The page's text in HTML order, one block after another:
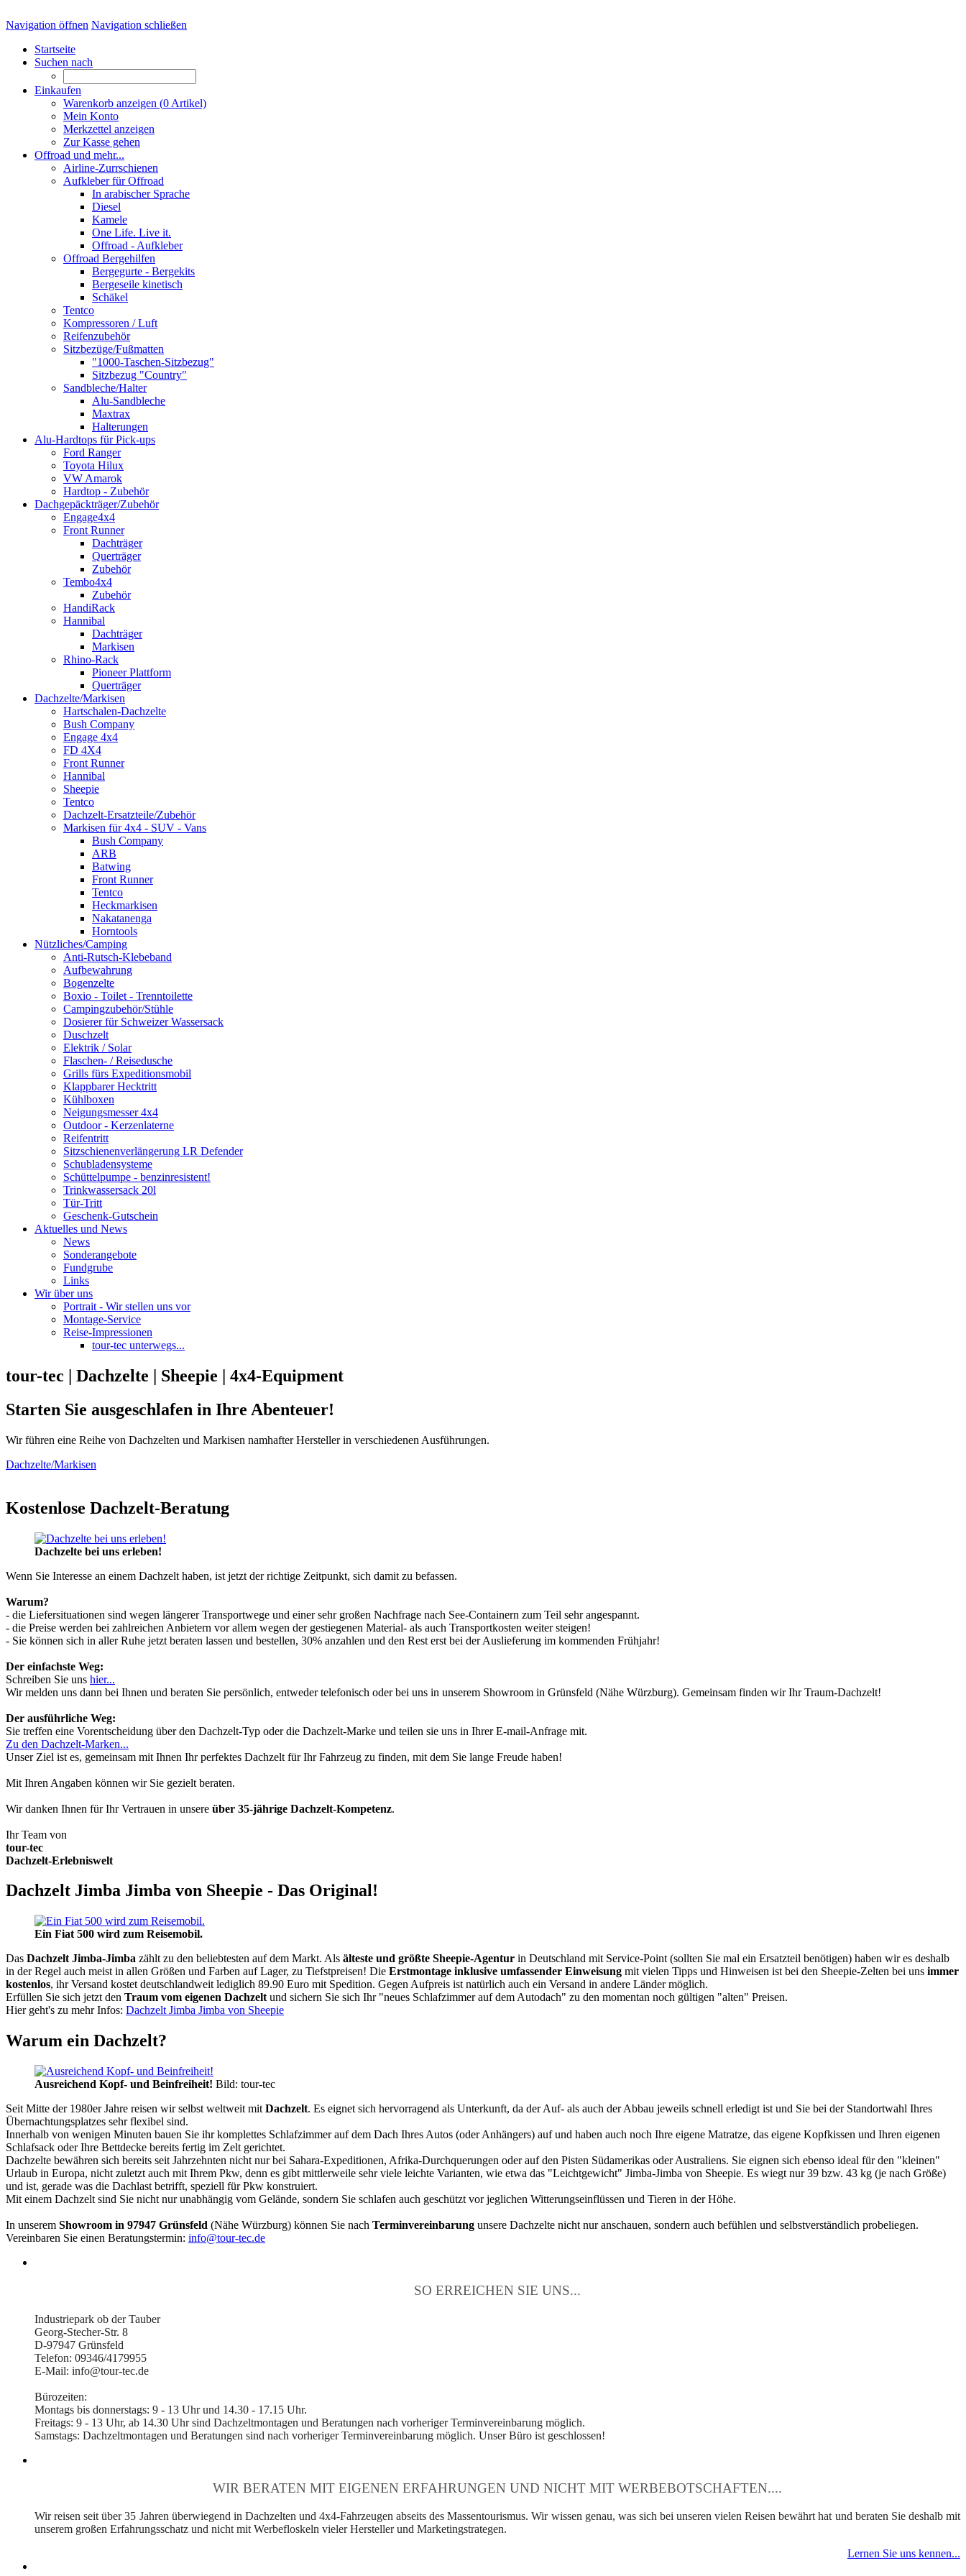
Navigation öffnen Navigation schließen
Startseite
Suchen nach
Einkaufen
Warenkorb anzeigen (0 Artikel)
Mein Konto
Merkzettel anzeigen
Zur Kasse gehen
Offroad und mehr...
Airline-Zurrschienen
Aufkleber für Offroad
In arabischer Sprache
Diesel
Kamele
One Life. Live it.
Offroad - Aufkleber
Offroad Bergehilfen
Bergegurte - Bergekits
Bergeseile kinetisch
Schäkel
Tentco
Kompressoren / Luft
Reifenzubehör
Sitzbezüge/Fußmatten
"1000-Taschen-Sitzbezug"
Sitzbezug "Country"
Sandbleche/Halter
Alu-Sandbleche
Maxtrax
Halterungen
Alu-Hardtops für Pick-ups
Ford Ranger
Toyota Hilux
VW Amarok
Hardtop - Zubehör
Dachgepäckträger/Zubehör
Engage4x4
Front Runner
Dachträger
Querträger
Zubehör
Tembo4x4
Zubehör
HandiRack
Hannibal
Dachträger
Markisen
Rhino-Rack
Pioneer Plattform
Querträger
Dachzelte/Markisen
Hartschalen-Dachzelte
Bush Company
Engage 4x4
FD 4X4
Front Runner
Hannibal
Sheepie
Tentco
Dachzelt-Ersatzteile/Zubehör
Markisen für 4x4 - SUV - Vans
Bush Company
ARB
Batwing
Front Runner
Tentco
Heckmarkisen
Nakatanenga
Horntools
Nützliches/Camping
Anti-Rutsch-Klebeband
Aufbewahrung
Bogenzelte
Boxio - Toilet - Trenntoilette
Campingzubehör/Stühle
Dosierer für Schweizer Wassersack
Duschzelt
Elektrik / Solar
Flaschen- / Reisedusche
Grills fürs Expeditionsmobil
Klappbarer Hecktritt
Kühlboxen
Neigungsmesser 4x4
Outdoor - Kerzenlaterne
Reifentritt
Sitzschienenverlängerung LR Defender
Schubladensysteme
Schüttelpumpe - benzinresistent!
Trinkwassersack 20l
Tür-Tritt
Geschenk-Gutschein
Aktuelles und News
News
Sonderangebote
Fundgrube
Links
Wir über uns
Portrait - Wir stellen uns vor
Montage-Service
Reise-Impressionen
tour-tec unterwegs...
tour-tec | Dachzelte | Sheepie | 4x4-Equipment
Starten Sie ausgeschlafen in Ihre Abenteuer!
Wir führen eine Reihe von Dachzelten und Markisen namhafter Hersteller in verschiedenen Ausführungen.
Dachzelte/Markisen
Kostenlose Dachzelt-Beratung
Dachzelte bei uns erleben!
Wenn Sie Interesse an einem Dachzelt haben, ist jetzt der richtige Zeitpunkt, sich damit zu befassen.
Warum?
- die Liefersituationen sind wegen längerer Transportwege und einer sehr großen Nachfrage nach See-Containern zum Teil sehr angespannt.
- die Preise werden bei zahlreichen Anbietern vor allem wegen der gestiegenen Material- als auch Transportkosten weiter steigen!
- Sie können sich in aller Ruhe jetzt beraten lassen und bestellen, 30% anzahlen und den Rest erst bei der Auslieferung im kommenden Frühjahr!
Der einfachste Weg:
Schreiben Sie uns hier...
Wir melden uns dann bei Ihnen und beraten Sie persönlich, entweder telefonisch oder bei uns in unserem Showroom in Grünsfeld (Nähe Würzburg). Gemeinsam finden wir Ihr Traum-Dachzelt!
Der ausführliche Weg:
Sie treffen eine Vorentscheidung über den Dachzelt-Typ oder die Dachzelt-Marke und teilen sie uns in Ihrer E-mail-Anfrage mit.
Zu den Dachzelt-Marken...
Unser Ziel ist es, gemeinsam mit Ihnen Ihr perfektes Dachzelt für Ihr Fahrzeug zu finden, mit dem Sie lange Freude haben!
Mit Ihren Angaben können wir Sie gezielt beraten.
Wir danken Ihnen für Ihr Vertrauen in unsere über 35-jährige Dachzelt-Kompetenz.
Ihr Team von
tour-tec
Dachzelt-Erlebniswelt
Dachzelt Jimba Jimba von Sheepie - Das Original!
Ein Fiat 500 wird zum Reisemobil.
Das Dachzelt Jimba-Jimba zählt zu den beliebtesten auf dem Markt. Als älteste und größte Sheepie-Agentur in Deutschland mit Service-Point (sollten Sie mal ein Ersatzteil benötigen) haben wir es deshalb
in der Regel auch meist in allen Größen und Farben auf Lager, zu Tiefstpreisen! Die Erstmontage inklusive umfassender Einweisung mit vielen Tipps und Hinweisen ist bei den Sheepie-Zelten bei uns immer
kostenlos, ihr Versand kostet deutschlandweit lediglich 89.90 Euro mit Spedition. Gegen Aufpreis ist natürlich auch ein Versand in andere Länder möglich.
Erfüllen Sie sich jetzt den Traum vom eigenen Dachzelt und sichern Sie sich Ihr "neues Schlafzimmer auf dem Autodach" zu den momentan noch gültigen "alten" Preisen.
Hier geht's zu mehr Infos: Dachzelt Jimba Jimba von Sheepie
Warum ein Dachzelt?
Ausreichend Kopf- und Beinfreiheit! Bild: tour-tec
Seit Mitte der 1980er Jahre reisen wir selbst weltweit mit Dachzelt. Es eignet sich hervorragend als Unterkunft, da der Auf- als auch der Abbau jeweils schnell erledigt ist und Sie bei der Standortwahl Ihres
Übernachtungsplatzes sehr flexibel sind.
Innerhalb von wenigen Minuten bauen Sie ihr komplettes Schlafzimmer auf dem Dach Ihres Autos (oder Anhängers) auf und haben auch noch Ihre eigene Matratze, das eigene Kopfkissen und Ihren eigenen
Schlafsack oder Ihre Bettdecke bereits fertig im Zelt gerichtet.
Dachzelte bewähren sich bereits seit Jahrzehnten nicht nur bei Sahara-Expeditionen, Afrika-Durchquerungen oder auf den Pisten Südamerikas oder Australiens. Sie eignen sich ebenso ideal für den "kleinen"
Urlaub in Europa, nicht zuletzt auch mit Ihrem Pkw, denn es gibt mittlerweile sehr viele leichte Varianten, wie etwa das "Leichtgewicht" Jimba-Jimba von Sheepie. Es wiegt nur 39 bzw. 43 kg (je nach Größe)
und ist, gerade was die Dachlast betrifft, speziell für Pkw konstruiert.
Mit einem Dachzelt sind Sie nicht nur unabhängig vom Gelände, sondern Sie schlafen auch geschützt vor jeglichen Witterungseinflüssen und Tieren in der Höhe.
In unserem Showroom in 97947 Grünsfeld (Nähe Würzburg) können Sie nach Terminvereinbarung unsere Dachzelte nicht nur anschauen, sondern auch befühlen und selbstverständlich probeliegen.
Vereinbaren Sie einen Beratungstermin: info@tour-tec.de
SO ERREICHEN SIE UNS...
Industriepark ob der Tauber
Georg-Stecher-Str. 8
D-97947 Grünsfeld
Telefon: 09346/4179955
E-Mail: info@tour-tec.de
Bürozeiten:
Montags bis donnerstags: 9 - 13 Uhr und 14.30 - 17.15 Uhr.
Freitags: 9 - 13 Uhr, ab 14.30 Uhr sind Dachzeltmontagen und Beratungen nach vorheriger Terminvereinbarung möglich.
Samstags: Dachzeltmontagen und Beratungen sind nach vorheriger Terminvereinbarung möglich. Unser Büro ist geschlossen!
WIR BERATEN MIT EIGENEN ERFAHRUNGEN UND NICHT MIT WERBEBOTSCHAFTEN....
Wir reisen seit über 35 Jahren überwiegend in Dachzelten und 4x4-Fahrzeugen abseits des Massentourismus. Wir wissen genau, was sich bei unseren vielen Reisen bewährt hat und beraten Sie deshalb mit
unserem großen Erfahrungsschatz und nicht mit Werbefloskeln vieler Hersteller und Marketingstrategen.
Lernen Sie uns kennen...